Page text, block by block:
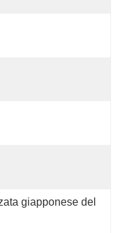
giapponese del